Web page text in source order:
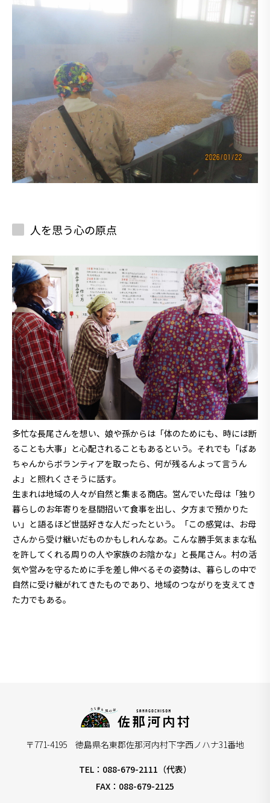
人を思う心の原点
多忙な長尾さんを想い、娘や孫からは「体のためにも、時には断
ることも大事」と心配されることもあるという。それでも「ばあ
ちゃんからボランティアを取ったら、何が残るんよって言うん
よ」と照れくさそうに話す。
生まれは地域の人々が自然と集まる商店。営んでいた母は「独り
暮らしのお年寄りを昼間招いて食事を出し、夕方まで預かりた
い」と語るほど世話好きな人だったという。「この感覚は、お母
さんから受け継いだものかもしれんなあ。こんな勝手気ままな私
を許してくれる周りの人や家族のお陰かな」と長尾さん。村の活
気や営みを守るために手を差し伸べるその姿勢は、暮らしの中で
自然に受け継がれてきたものであり、地域のつながりを支えてき
た力でもある。
〒771-4195 徳島県名東郡佐那河内村下字西ノハナ31番地
TEL：088-679-2111（代表）
FAX：088-679-2125